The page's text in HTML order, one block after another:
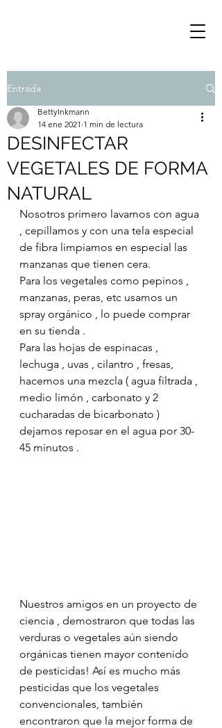
Entrada
DESINFECTAR
VEGETALES DE FORMA
NATURAL
BettyInkmann
14 ene 2021 1 min de lectura
Nosotros primero lavamos con agua
, cepillamos y con una tela especial
de fibra limpiamos en especial las
manzanas que tienen cera.
Para los vegetales como pepinos ,
manzanas, peras, etc usamos un
spray orgánico , lo puede comprar
en su tienda .
Para las hojas de espinacas ,
lechuga , uvas , cilantro , fresas,
hacemos una mezcla ( agua filtrada ,
medio limón , carbonato y 2
cucharadas de bicarbonato )
dejamos reposar en el agua por 30-
45 minutos .
Nuestros amigos en un proyecto de
ciencia , demostraron que todas las
verduras o vegetales aún siendo
orgánicas tienen mayor contenido
de pesticidas! Así es mucho más
pesticidas que los vegetales
convencionales, también
encontraron que la mejor forma de